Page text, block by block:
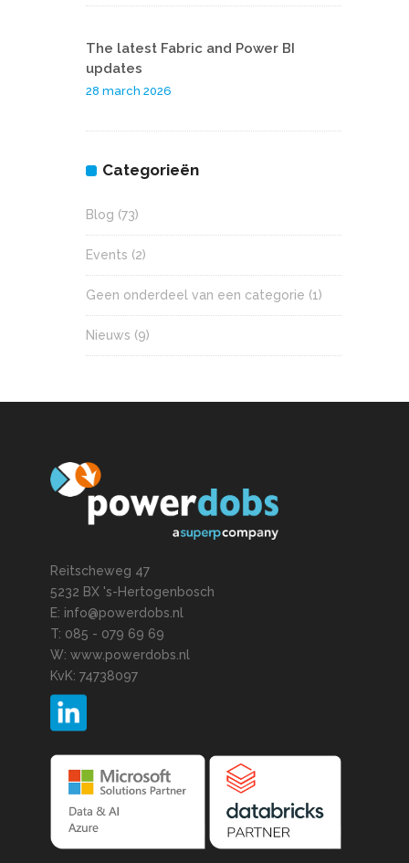
The latest Fabric and Power BI
updates
28 march 2026
Categorieën
Blog (73)
Events (2)
Geen onderdeel van een categorie (1)
Nieuws (9)
Reitscheweg 47
5232 BX 's-Hertogenbosch
E: info@powerdobs.nl
T: 085 - 079 69 69
W: www.powerdobs.nl
KvK: 74738097